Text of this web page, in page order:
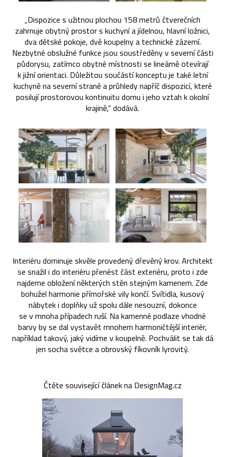
„Dispozice s užitnou plochou 158 metrů čtverečních
zahrnuje obytný prostor s kuchyní a jídelnou, hlavní ložnici,
dva dětské pokoje, dvě koupelny a technické zázemí.
Nezbytné obslužné funkce jsou soustředěny v severní části
půdorysu, zatímco obytné místnosti se lineárně otevírají
k jižní orientaci. Důležitou součástí konceptu je také letní
kuchyně na severní straně a průhledy napříč dispozicí, které
posilují prostorovou kontinuitu domu i jeho vztah k okolní
krajině,“ dodává.
Interiéru dominuje skvěle provedený dřevěný krov. Architekt
se snažil i do interiéru přenést část exteriéru, proto i zde
najdeme obložení některých stěn stejným kamenem. Zde
bohužel harmonie přímořské vily končí. Svítidla, kusový
nábytek i doplňky už spolu dále nesouzní, dokonce
se v mnoha případech ruší. Na kamenné podlaze vhodné
barvy by se dal vystavět mnohem harmoničtější interiér,
například takový, jaký vidíme v koupelně. Pochválit se tak dá
jen socha světce a obrovský fíkovník lyrovitý.
Čtěte související článek na DesignMag.cz